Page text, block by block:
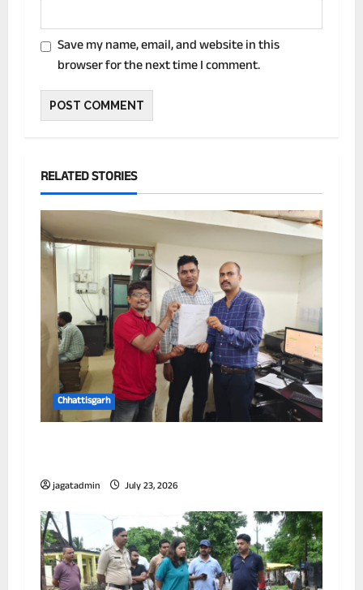
Save my name, email, and website in this
browser for the next time I comment.
RELATED STORIES
Chhattisgarh
jagatadmin July 23, 2026